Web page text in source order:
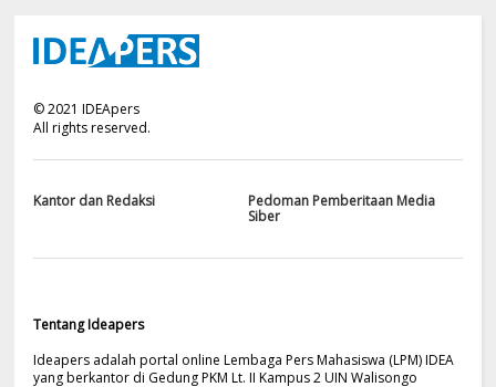
©2021 IDEApers
All rights reserved.
Kantor dan Redaksi
Pedoman Pemberitaan Media
Siber
Tentang Ideapers
Ideapers adalah portal online Lembaga Pers Mahasiswa (LPM) IDEA
yang berkantor di Gedung PKM Lt. II Kampus 2 UIN Walisongo